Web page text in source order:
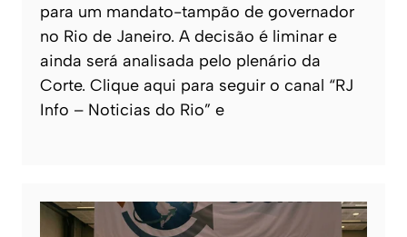
para um mandato-tampão de governador
no Rio de Janeiro. A decisão é liminar e
ainda será analisada pelo plenário da
Corte. Clique aqui para seguir o canal “RJ
Info – Noticias do Rio” e